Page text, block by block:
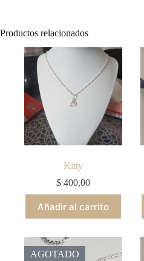
Productos relacionados
Kitty
$ 400,00
Añadir al carrito
AGOTADO